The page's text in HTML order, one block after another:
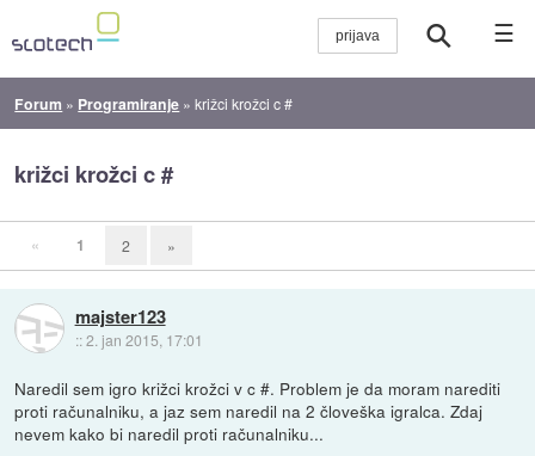
☰
Forum » Programiranje »križci krožci c #
križci krožci c #
« 1 2 »
majster123
::2. jan 2015, 17:01
Naredil sem igro križci krožci v c #. Problem je da moram narediti
proti računalniku, a jaz sem naredil na 2 človeška igralca. Zdaj
nevem kako bi naredil proti računalniku...